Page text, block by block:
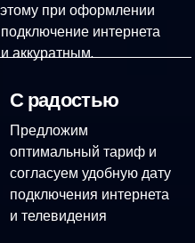
при оформлении
интернета
аккуратным.
С радостью
Предложим
оптимальный тариф и
согласуем удобную дату
подключения интернета
и телевидения